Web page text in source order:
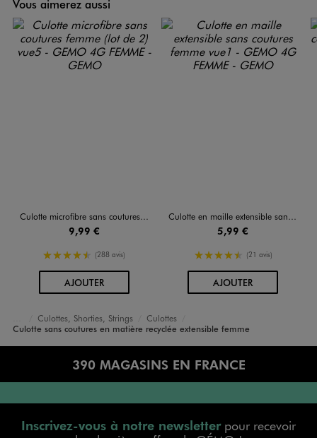
Vous aimerez aussi
Culotte microfibre sans coutures femme (lot de 2)
9,99 €
4.5/5 de moyenne
(288 avis)
AJOUTERAU PANIER
Culotte en maille extensible sans coutures femme
5,99 €
4.5/5 de moyenne
(21 avis)
AJOUTERAU PANIER
Accueil
Femme
Lingerie
Culottes, Shorties, Strings
Culottes
Culotte sans coutures en matière recyclée extensible femme
390 MAGASINS EN FRANCE
Inscrivez-vous à notre newsletterpour recevoir